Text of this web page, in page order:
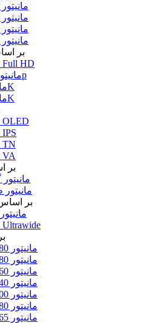
مانیتور 32 اینچ
مانیتور 27 اینچ
مانیتور 24 اینچ
مانیتور 22 اینچ
بر
مانیتور Full HD
مانیتور 1440p
مانیتور 4K
مانیتور 8K
مانیتور OLED
مانیتور IPS
مانیتور TN
مانیتور VA
بر
بر
مانیتور Ultrawide
مانیتور 480 هرتز
مانیتور 380 هرتز
مانیتور 360 هرتز
مانیتور 240 هرتز
مانیتور 200 هرتز
مانیتور 180 هرتز
مانیتور 165 هرتز